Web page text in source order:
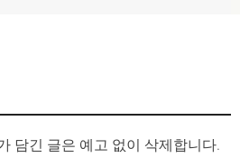
담긴 글은 예고 없이 삭제합니다.